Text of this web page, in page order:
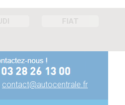
FIAT
contact@autocentrale.fr